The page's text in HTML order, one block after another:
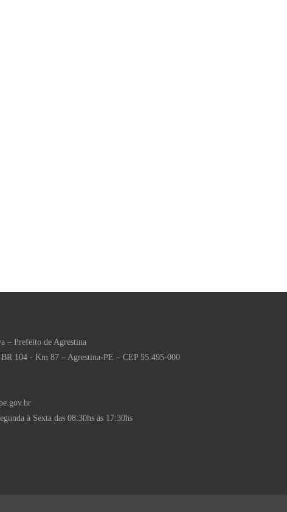
– Prefeito de Agrestina
BR 104 - Km 87 – Agrestina-PE – CEP 55.495-000
à Sexta das 08:30hs às 17:30hs